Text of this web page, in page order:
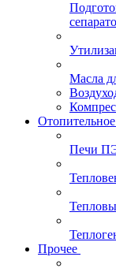
Масла
Печи
Прочее